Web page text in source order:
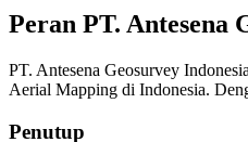
Peran PT. Antesena
PT. Antesena Geosurvey
Aerial Mapping di Indonesia.
Penutup